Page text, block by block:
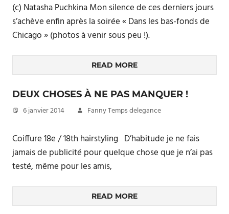
(c) Natasha Puchkina Mon silence de ces derniers jours
s’achève enfin après la soirée « Dans les bas-fonds de
Chicago » (photos à venir sous peu !).
READ MORE
DEUX CHOSES À NE PAS MANQUER !
6 janvier 2014 Fanny Temps delegance
Coiffure 18e / 18th hairstyling D’habitude je ne fais
jamais de publicité pour quelque chose que je n’ai pas
testé, même pour les amis,
READ MORE